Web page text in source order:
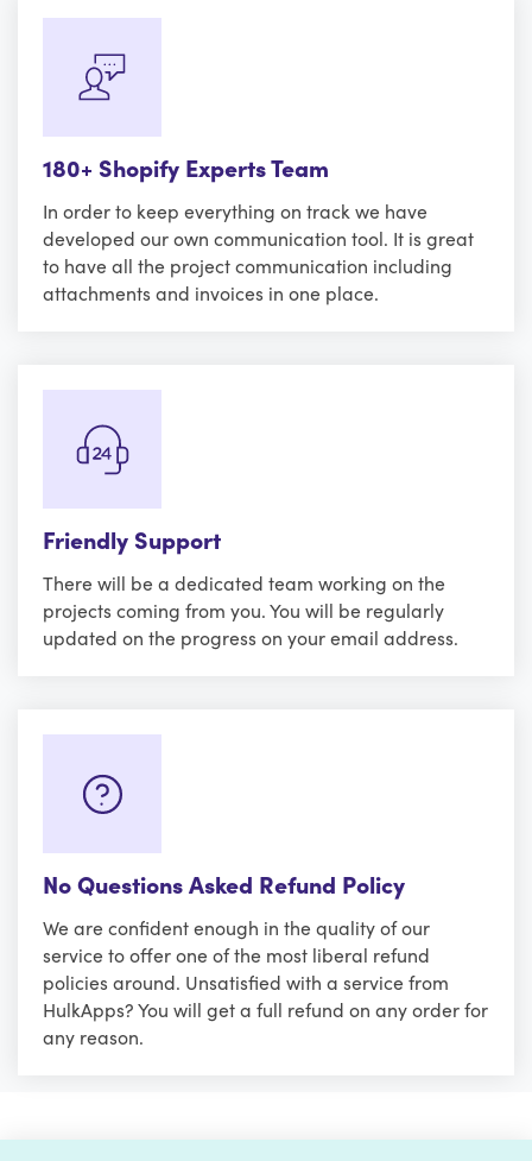
180+ Shopify Experts Team
In order to keep everything on track we have
developed our own communication tool. It is great
to have all the project communication including
attachments and invoices in one place.
Friendly Support
There will be a dedicated team working on the
projects coming from you. You will be regularly
updated on the progress on your email address.
No Questions Asked Refund Policy
We are confident enough in the quality of our
service to offer one of the most liberal refund
policies around. Unsatisfied with a service from
HulkApps? You will get a full refund on any order for
any reason.